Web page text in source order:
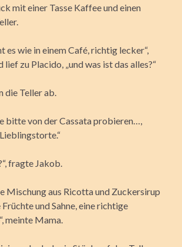
mit einer Tasse Kaffee und einen
es wie in einem Café, richtig lecker“,
lief zu Placido, „und was ist das alles?“
die Teller ab.
bitte von der Cassata probieren…,
fragte Jakob.
Mischung aus Ricotta und Zuckersirup
und Sahne, eine richtige
meinte Mama.